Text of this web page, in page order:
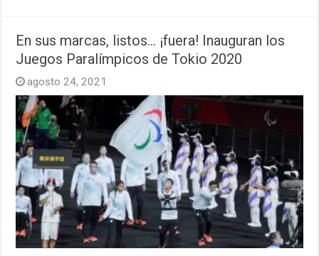
En sus marcas, listos… ¡fuera! Inauguran los
Juegos Paralímpicos de Tokio 2020
agosto 24, 2021